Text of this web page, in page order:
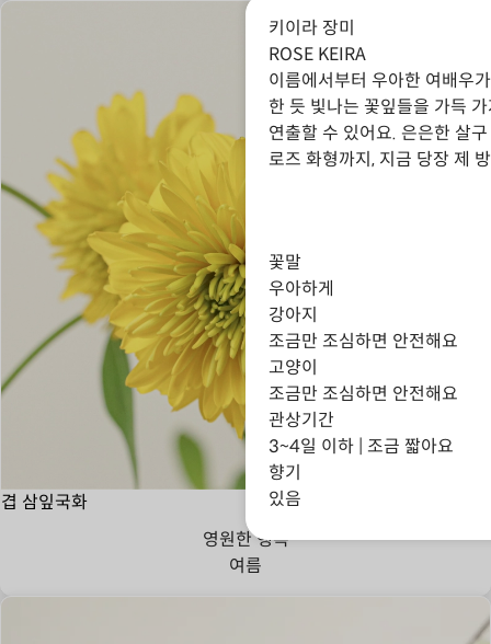
겹 삼잎국화
영원한 행복
여름
키이라 장미
ROSE KEIRA
이름에서부터 우아한 여배우
한 듯 빛나는 꽃잎들을 가득
연출할 수 있어요. 은은한 살
로즈 화형까지, 지금 당장 제
꽃말
우아하게
강아지
조금만 조심하면 안전해요
고양이
조금만 조심하면 안전해요
관상기간
3~4일 이하 | 조금 짧아요
향기
있음